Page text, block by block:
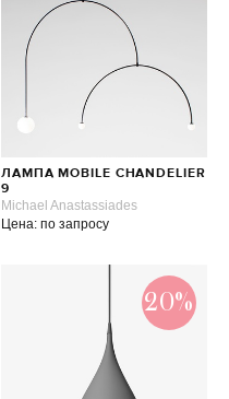
ЛАМПА MOBILE CHANDELIER
9
Michael Anastassiades
Цена: по запросу
20%